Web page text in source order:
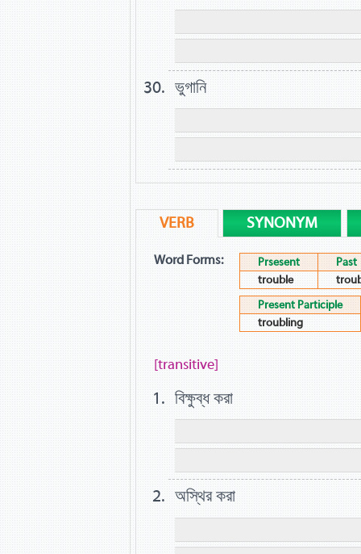
ভুগানি
VERB SYNONYM
Word Forms: Prsesent
Past
trouble
Present Participle
troubling
[transitive]
বিক্ষুব্ধ করা
অস্থির করা